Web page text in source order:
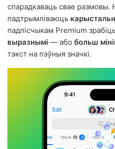
спарадкаваць свае размовы.
падтрымліваюць
падпісчыкам Premium
выразнымі — або больш
тэкст на пэўныя значкі.